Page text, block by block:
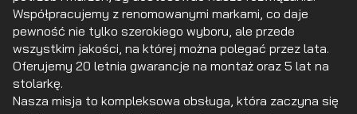
Współpracujemy z renomowanymi markami, co daje
pewność nie tylko szerokiego wyboru, ale przede
wszystkim jakości, na której można polegać przez lata.
Oferujemy 20 letnia gwarancje na montaż oraz 5 lat na
stolarkę.
Nasza misja to kompleksowa obsługa, która zaczyna się